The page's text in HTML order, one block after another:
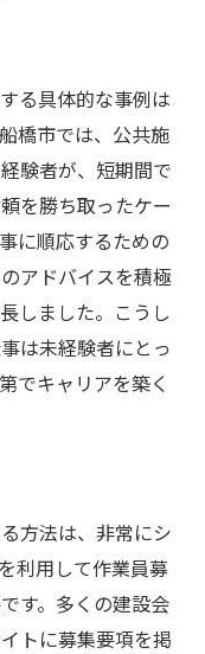
る具体的な事例は
橋市では、公共施
験者が、短期間で
を勝ち取ったケー
に順応するための
アドバイスを積極
しました。こうし
は未経験者にとっ
でキャリアを築く
方法は、非常にシ
利用して作業員募
す。多くの建設会
トに募集要項を掲